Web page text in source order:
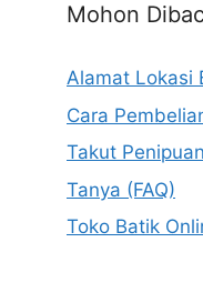
Mohon
Alamat Lokasi
Cara
Takut
Tanya (FAQ)
Toko Batik